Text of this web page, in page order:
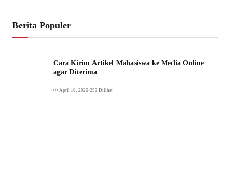
Berita Populer
Cara Kirim Artikel Mahasiswa ke Media Online
agar Diterima
April 16, 2026•252 Dilihat